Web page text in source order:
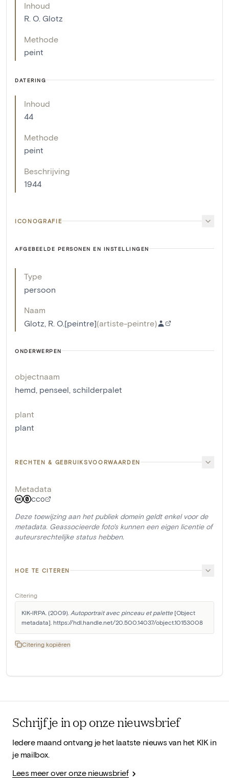
Inhoud
R. O. Glotz
Methode
peint
DATERING
Inhoud
44
Methode
peint
Beschrijving
1944
ICONOGRAFIE
AFGEBEELDE PERSONEN EN INSTELLINGEN
Type
persoon
Naam
Glotz, R. O.[peintre](artiste-peintre)
ONDERWERPEN
objectnaam
hemd penseel schilderpalet
plant
plant
RECHTEN & GEBRUIKSVOORWAARDEN
Metadata
CC0
Deze toewijzing aan het publiek domein geldt enkel voor de
metadata. Geassocieerde foto's kunnen een eigen licentie of
auteursrechtelijke status hebben.
HOE TE CITEREN
Citering
KIK-IRPA. (2009). Autoportrait avec pinceau et palette [Object
metadata]. https://hdl.handle.net/20.500.14037/object.10153008
Citering kopiëren
Schrijf je in op onze nieuwsbrief
Iedere maand ontvang je het laatste nieuws van het KIK in
je mailbox.
Lees meer over onze nieuwsbrief